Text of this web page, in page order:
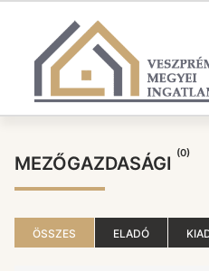
tartalomra
MEZŐGAZDASÁGI (0)
ÖSSZES ELADÓ